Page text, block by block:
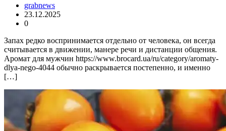
grabnews
23.12.2025
0
Запах редко воспринимается отдельно от человека, он всегда
считывается в движении, манере речи и дистанции общения.
Аромат для мужчин https://www.brocard.ua/ru/category/aromaty-
dlya-nego-4044 обычно раскрывается постепенно, и именно
[…]